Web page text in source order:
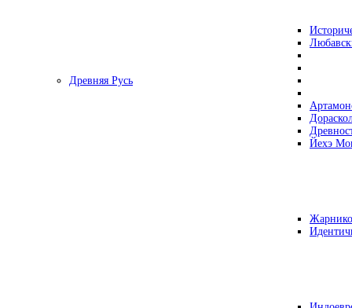
Древняя Русь
Йехэ